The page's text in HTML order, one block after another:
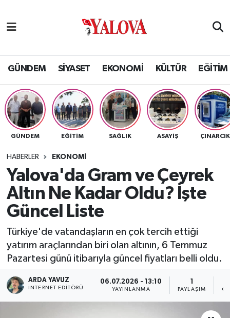
GÜNDEM SİYASET EKONOMİ KÜLTÜR EĞİTİM
GÜNDEM EĞİTİM SAĞLIK ASAYİŞ ÇINARCIK
HABERLER EKONOMİ
Yalova'da Gram ve Çeyrek
Altın Ne Kadar Oldu? İşte
Güncel Liste
Türkiye'de vatandaşların en çok tercih ettiği
yatırım araçlarından biri olan altının, 6 Temmuz
Pazartesi günü itibarıyla güncel fiyatları belli oldu.
ARDA YAVUZ
İNTERNET EDITÖRÜ
06.07.2026 - 13:10
YAYINLANMA
1
PAYLAŞIM
SİYASET
EKONOMİ
KÜLTÜR
BİLİM VE TEKNOLOJİ
ASAYİŞ
SPOR
İLÇELERİMİZ
Yalova Nöbetçi Eczaneler
Yalova Hava Durumu
Yalova Namaz Vakitleri
Yalova Trafik Yoğunluk Haritası
Tüm Manşetler
Son Dakika Haberleri